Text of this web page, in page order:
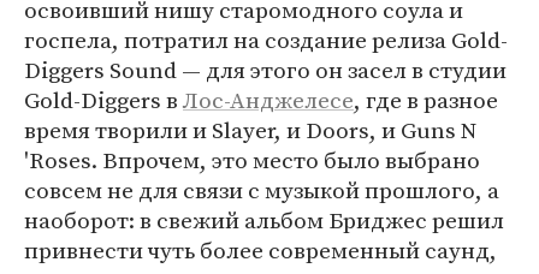
освоивший нишу старомодного соула и
госпела, потратил на создание релиза Gold-
Diggers Sound — для этого он засел в студии
Gold-Diggers вЛос-Анджелесе, где в разное
время творили и Slayer, и Doors, и Guns N
'Roses. Впрочем, это место было выбрано
совсем не для связи с музыкой прошлого, а
наоборот: в свежий альбом Бриджес решил
привнести чуть более современный саунд,